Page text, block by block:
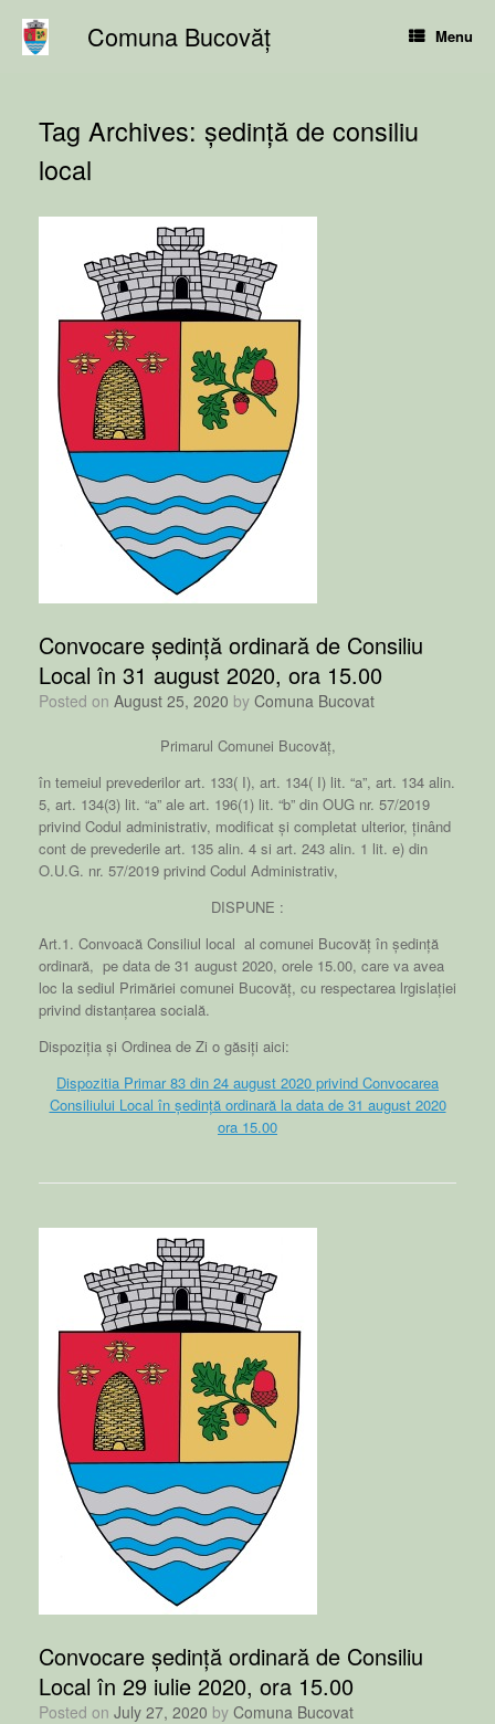
content
Comuna Bucovăț Menu
Tag Archives: ședință de consiliu
local
Convocare ședință ordinară de Consiliu
Local în 31 august 2020, ora 15.00
Posted on August 25, 2020 by Comuna Bucovat
Primarul Comunei Bucovăț,
în temeiul prevederilor art. 133( I), art. 134( I) lit. “a”, art. 134 alin.
5, art. 134(3) lit. “a” ale art. 196(1) lit. “b” din OUG nr. 57/2019
privind Codul administrativ, modificat și completat ulterior, ținând
cont de prevederile art. 135 alin. 4 si art. 243 alin. 1 lit. e) din
O.U.G. nr. 57/2019 privind Codul Administrativ,
DISPUNE :
Art.1. Convoacă Consiliul local al comunei Bucovăț în ședință
ordinară, pe data de 31 august 2020, orele 15.00, care va avea
loc la sediul Primăriei comunei Bucovăț, cu respectarea lrgislației
privind distanțarea socială.
Dispoziția și Ordinea de Zi o găsiți aici:
Dispozitia Primar 83 din 24 august 2020 privind Convocarea
Consiliului Local în ședință ordinară la data de 31 august 2020
ora 15.00
Convocare ședință ordinară de Consiliu
Local în 29 iulie 2020, ora 15.00
Posted on July 27, 2020 by Comuna Bucovat